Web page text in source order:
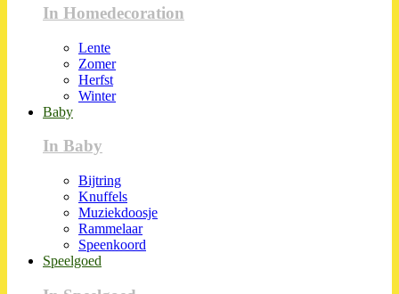
In Homedecoration
Lente
Zomer
Herfst
Winter
Baby
In Baby
Bijtring
Knuffels
Muziekdoosje
Rammelaar
Speenkoord
Speelgoed